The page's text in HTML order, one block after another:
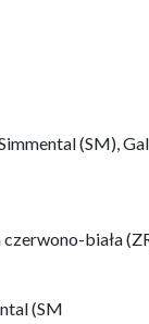
(SM),
biała
(SM